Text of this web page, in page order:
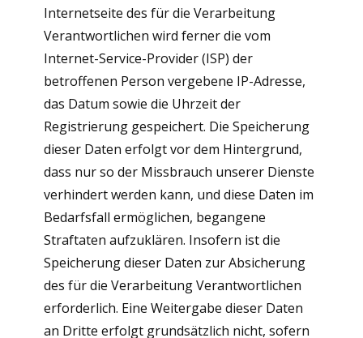
Internetseite des für die Verarbeitung
Verantwortlichen wird ferner die vom
Internet-Service-Provider (ISP) der
betroffenen Person vergebene IP-Adresse,
das Datum sowie die Uhrzeit der
Registrierung gespeichert. Die Speicherung
dieser Daten erfolgt vor dem Hintergrund,
dass nur so der Missbrauch unserer Dienste
verhindert werden kann, und diese Daten im
Bedarfsfall ermöglichen, begangene
Straftaten aufzuklären. Insofern ist die
Speicherung dieser Daten zur Absicherung
des für die Verarbeitung Verantwortlichen
erforderlich. Eine Weitergabe dieser Daten
an Dritte erfolgt grundsätzlich nicht, sofern